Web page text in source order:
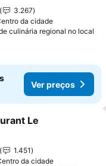
3.267
da cidade
culinária regional no local
Ver preços
aos favoritos
Le
1.451
da cidade